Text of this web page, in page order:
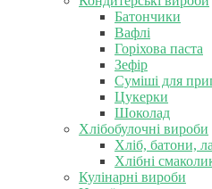
Батончики
Вафлі
Горіхова паста
Зефір
Суміші для
Цукерки
Шоколад
Хлібобулочні вироби
Хліб, батони,
Хлібні
Кулінарні вироби